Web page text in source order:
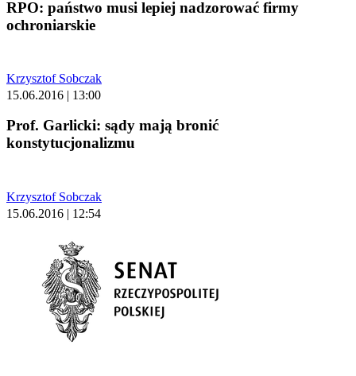
RPO: państwo musi lepiej nadzorować firmy
ochroniarskie
Krzysztof Sobczak
15.06.2016 | 13:00
Prof. Garlicki: sądy mają bronić
konstytucjonalizmu
Krzysztof Sobczak
15.06.2016 | 12:54